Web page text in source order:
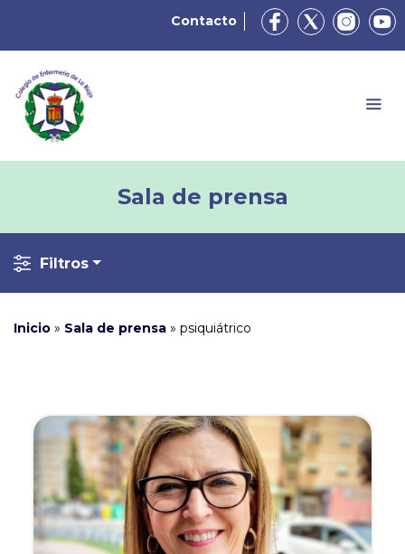
Contacto
Sala de prensa
Filtros
Inicio » Sala de prensa » psiquiátrico
Ver noticia